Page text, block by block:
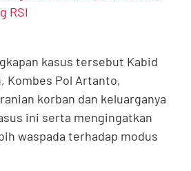
RSI
kasus tersebut Kabid
Kombes Pol Artanto,
korban dan keluarganya
ini serta mengingatkan
waspada terhadap modus